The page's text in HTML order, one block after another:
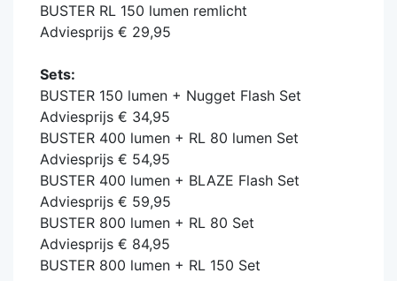
BUSTER RL 150 lumen remlicht
Adviesprijs € 29,95
Sets:
BUSTER 150 lumen + Nugget Flash Set
Adviesprijs € 34,95
BUSTER 400 lumen + RL 80 lumen Set
Adviesprijs € 54,95
BUSTER 400 lumen + BLAZE Flash Set
Adviesprijs € 59,95
BUSTER 800 lumen + RL 80 Set
Adviesprijs € 84,95
BUSTER 800 lumen + RL 150 Set